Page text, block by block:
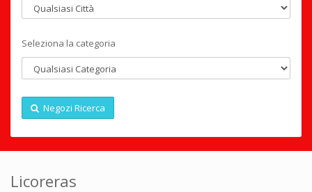
Seleziona la categoria
Negozi Ricerca
Licoreras